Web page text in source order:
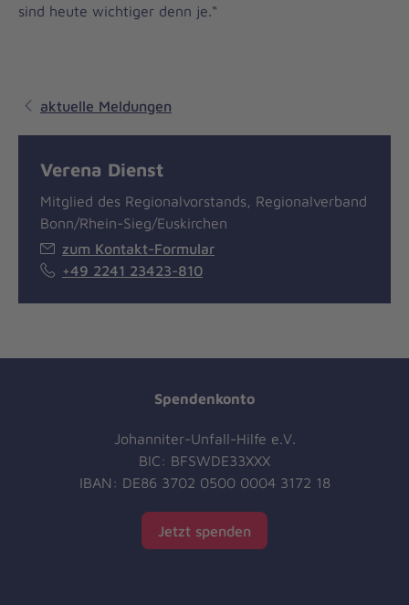
sind heute wichtiger denn je.“
aktuelle Meldungen
Verena Dienst
Mitglied des Regionalvorstands, Regionalverband
Bonn/Rhein-Sieg/Euskirchen
zum Kontakt-Formular
+49 2241 23423-810
Spendenkonto
Johanniter-Unfall-Hilfe e.V.
BIC: BFSWDE33XXX
IBAN: DE86 3702 0500 0004 3172 18
Jetzt spenden